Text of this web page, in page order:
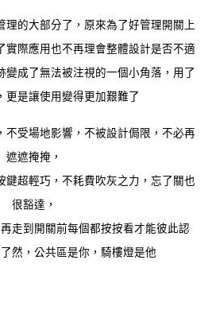
理的大部分了，原來為了好管理開關上
實際應用也不再理會整體設計是否不適
變成了無法被注視的一個小角落，用了
更是讓使用變得更加艱難了
不受場地影響，不被設計侷限，不必再
遮遮掩掩，
鍵超輕巧，不耗費吹灰之力，忘了關也
很豁達，
走到開關前每個都按按看才能彼此認
然，公共區是你，騎樓燈是他